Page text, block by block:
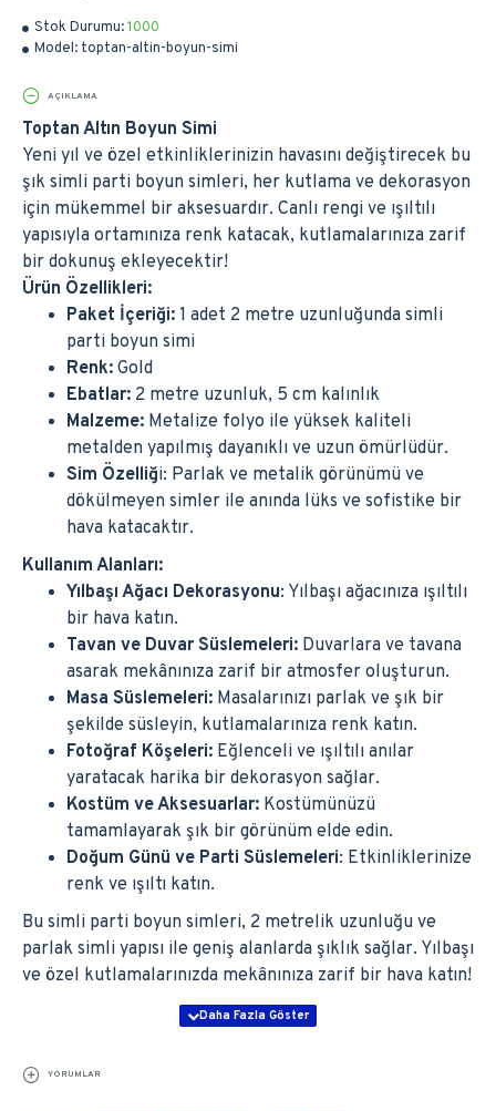
Stok Durumu:1000
Model: toptan-altin-boyun-simi
AÇIKLAMA
Toptan Altın Boyun Simi
Yeni yıl ve özel etkinliklerinizin havasını değiştirecek bu
şık simli parti boyun simleri, her kutlama ve dekorasyon
için mükemmel bir aksesuardır. Canlı rengi ve ışıltılı
yapısıyla ortamınıza renk katacak, kutlamalarınıza zarif
bir dokunuş ekleyecektir!
Ürün Özellikleri:
Paket İçeriği: 1 adet 2 metre uzunluğunda simli
parti boyun simi
Renk: Gold
Ebatlar: 2 metre uzunluk, 5 cm kalınlık
Malzeme: Metalize folyo ile yüksek kaliteli
metalden yapılmış dayanıklı ve uzun ömürlüdür.
Sim Özelliği: Parlak ve metalik görünümü ve
dökülmeyen simler ile anında lüks ve sofistike bir
hava katacaktır.
Kullanım Alanları:
Yılbaşı Ağacı Dekorasyonu: Yılbaşı ağacınıza ışıltılı
bir hava katın.
Tavan ve Duvar Süslemeleri: Duvarlara ve tavana
asarak mekânınıza zarif bir atmosfer oluşturun.
Masa Süslemeleri: Masalarınızı parlak ve şık bir
şekilde süsleyin, kutlamalarınıza renk katın.
Fotoğraf Köşeleri: Eğlenceli ve ışıltılı anılar
yaratacak harika bir dekorasyon sağlar.
Kostüm ve Aksesuarlar: Kostümünüzü
tamamlayarak şık bir görünüm elde edin.
Doğum Günü ve Parti Süslemeleri: Etkinliklerinize
renk ve ışıltı katın.
Bu simli parti boyun simleri, 2 metrelik uzunluğu ve
parlak simli yapısı ile geniş alanlarda şıklık sağlar. Yılbaşı
ve özel kutlamalarınızda mekânınıza zarif bir hava katın!
YORUMLAR